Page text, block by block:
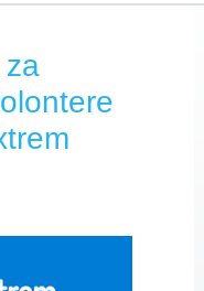
za